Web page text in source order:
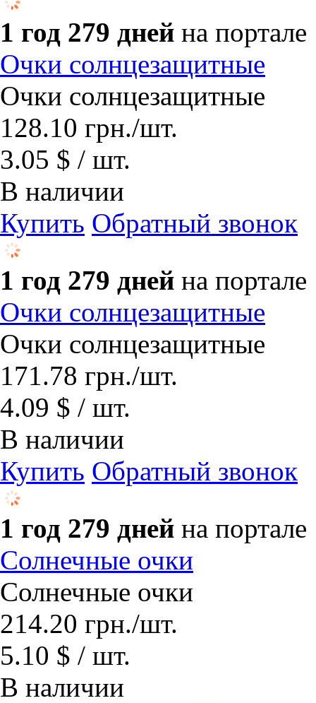
1 год 279 дней на портале
Очки солнцезащитные
Очки солнцезащитные
128.10 грн./шт.
3.05 $ / шт.
В наличии
Купить Обратный звонок
1 год 279 дней на портале
Очки солнцезащитные
Очки солнцезащитные
171.78 грн./шт.
4.09 $ / шт.
В наличии
Купить Обратный звонок
1 год 279 дней на портале
Солнечные очки
Солнечные очки
214.20 грн./шт.
5.10 $ / шт.
В наличии